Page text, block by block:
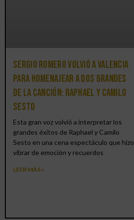
Sergio Romero volvió a Valencia
para homenajear a dos grandes
de la canción: Raphael y Camilo
Sesto
Esta gran voz volvió a interpretar los
grandes éxitos de Raphael y Camilo
Sesto en una cena espectáculo que hizo
vibrar de emoción y recuerdos
LEER MÁS »